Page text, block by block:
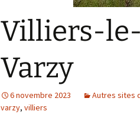
Villiers-
Varzy
6 novembre 2023 Autres sites
varzy, villiers